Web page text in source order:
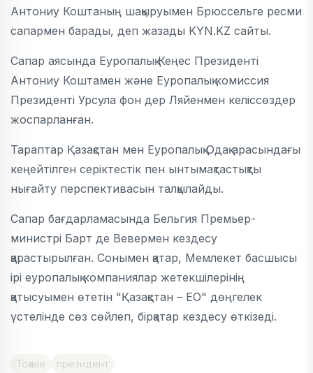
Антониу Коштаның шақыруымен Брюссельге ресми
сапармен барады, деп жазады KYN.KZ сайты.
Сапар аясында Еуропалық Кеңес Президенті
Антониу Коштамен және Еуропалық комиссия
Президенті Урсула фон дер Ляйенмен келіссөздер
жоспарланған.
Тараптар Қазақстан мен Еуропалық Одақ арасындағы
кеңейтілген серіктестік пен ынтымақтастықты
нығайту перспективасын талқылайды.
Сапар бағдарламасында Бельгия Премьер-
министрі Барт де Вевермен кездесу
қарастырылған. Сонымен қатар, Мемлекет басшысы
ірі еуропалық компаниялар жетекшілерінің
қатысуымен өтетін "Қазақстан – ЕО" дөңгелек
үстелінде сөз сөйлеп, бірқатар кездесу өткізеді.
Тоқаев президент